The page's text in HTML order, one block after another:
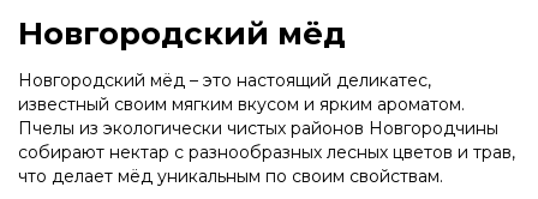
Новгородский мёд
Новгородский мёд – это настоящий деликатес,
известный своим мягким вкусом и ярким ароматом.
Пчелы из экологически чистых районов Новгородчины
собирают нектар с разнообразных лесных цветов и трав,
что делает мёд уникальным по своим свойствам.